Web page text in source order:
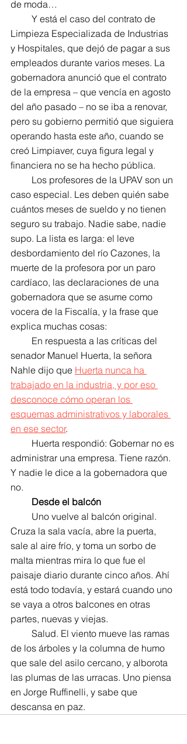
de moda…
Y está el caso del contrato de
Limpieza Especializada de Industrias
y Hospitales, que dejó de pagar a sus
empleados durante varios meses. La
gobernadora anunció que el contrato
de la empresa – que vencía en agosto
del año pasado – no se iba a renovar,
pero su gobierno permitió que siguiera
operando hasta este año, cuando se
creó Limpiaver, cuya figura legal y
financiera no se ha hecho pública.
Los profesores de la UPAV son un
caso especial. Les deben quién sabe
cuántos meses de sueldo y no tienen
seguro su trabajo. Nadie sabe, nadie
supo. La lista es larga: el leve
desbordamiento del río Cazones, la
muerte de la profesora por un paro
cardíaco, las declaraciones de una
gobernadora que se asume como
vocera de la Fiscalía, y la frase que
explica muchas cosas:
En respuesta a las críticas del
senador Manuel Huerta, la señora
Nahle dijo que Huerta nunca ha
trabajado en la industria, y por eso
desconoce cómo operan los
esquemas administrativos y laborales
en ese sector.
Huerta respondió: Gobernar no es
administrar una empresa. Tiene razón.
Y nadie le dice a la gobernadora que
no.
Desde el balcón
Uno vuelve al balcón original.
Cruza la sala vacía, abre la puerta,
sale al aire frío, y toma un sorbo de
malta mientras mira lo que fue el
paisaje diario durante cinco años. Ahí
está todo todavía, y estará cuando uno
se vaya a otros balcones en otras
partes, nuevas y viejas.
Salud. El viento mueve las ramas
de los árboles y la columna de humo
que sale del asilo cercano, y alborota
las plumas de las urracas. Uno piensa
en Jorge Ruffinelli, y sabe que
descansa en paz.